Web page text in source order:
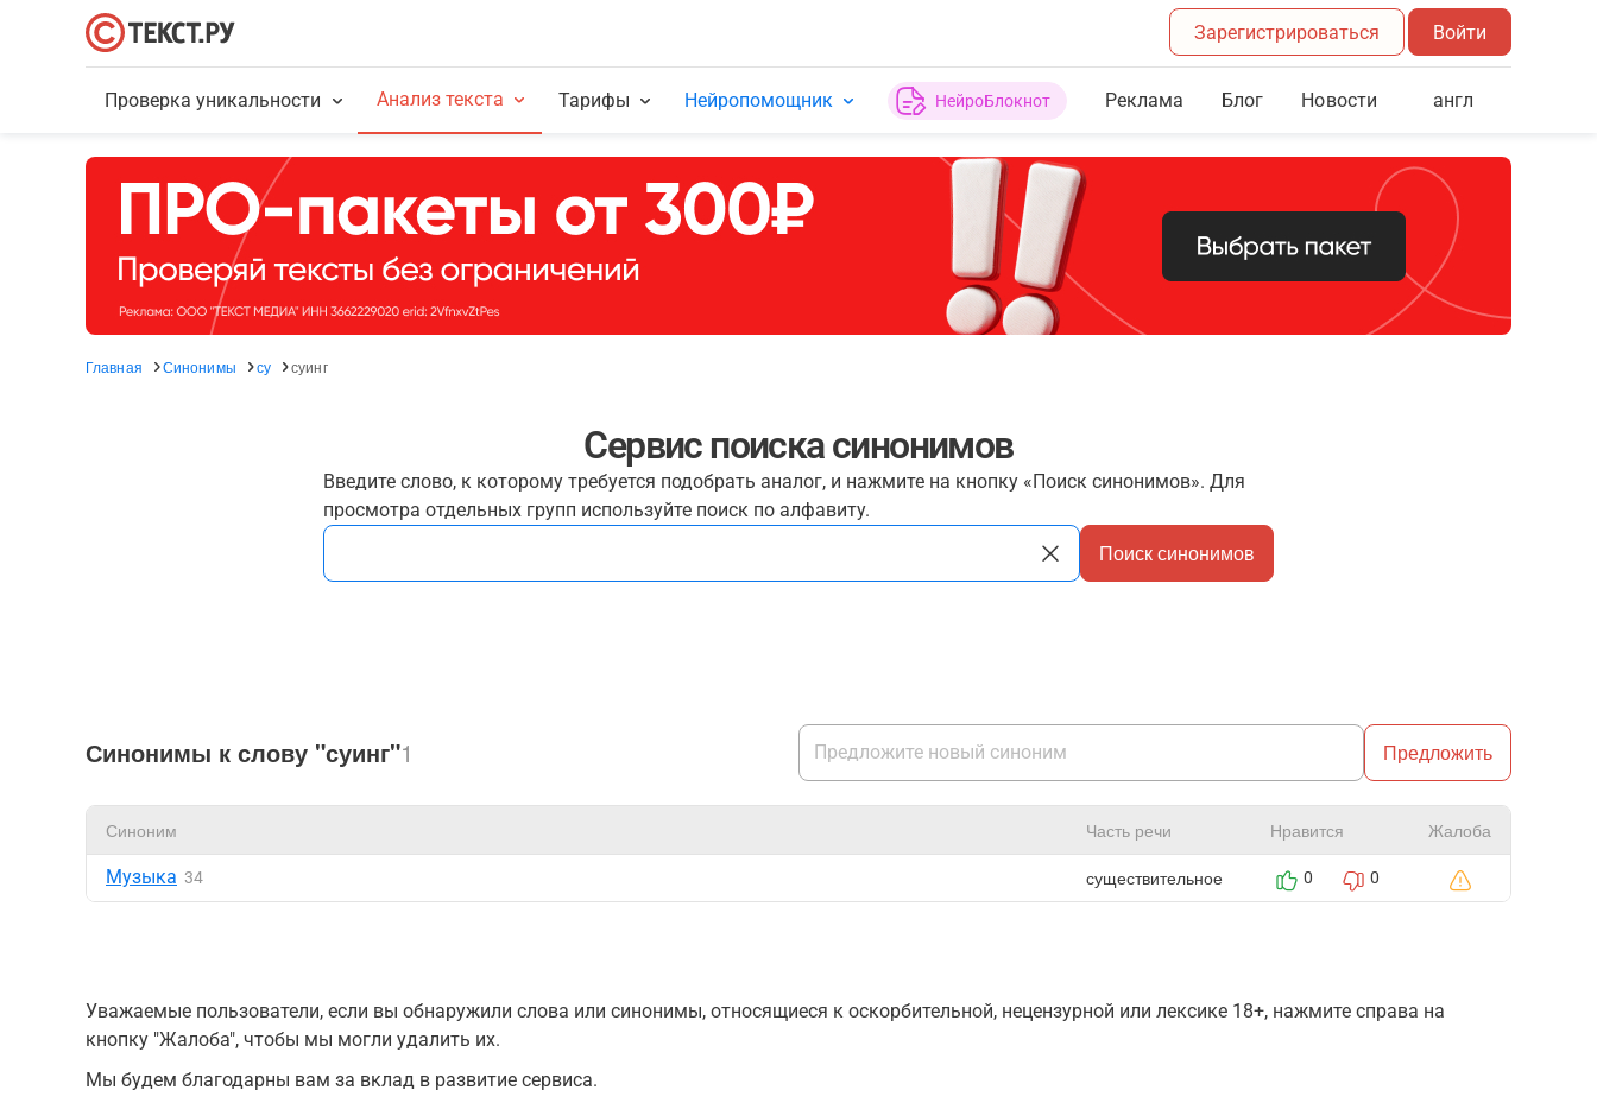
Зарегистрироваться Войти
Проверка уникальности Анализ текста Тарифы Нейропомощник НейроБлокнот Реклама Блог Новости англ
Главная Синонимы су суинг
Сервис поиска синонимов
Введите слово, к которому требуется подобрать аналог, и нажмите на кнопку «Поиск синонимов». Для
просмотра отдельных групп используйте поиск по алфавиту.
Поиск синонимов
Синонимы к слову "суинг"1 Предложить
Синоним Часть речи Нравится Жалоба
Музыка 34 существительное 0 0
Уважаемые пользователи, если вы обнаружили слова или синонимы, относящиеся к оскорбительной, нецензурной или лексике 18+, нажмите справа на
кнопку "Жалоба", чтобы мы могли удалить их.
Мы будем благодарны вам за вклад в развитие сервиса.